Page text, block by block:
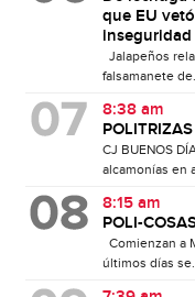
que EU
inseguridad
Jalapeños
falsamanete
8:38 am
CJ BUENOS
alcamonías en
8:15 am
POLI-
Comienzan a
últimos días